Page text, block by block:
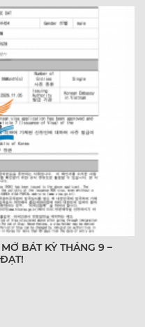
BÁT KỲ THÁNG 9 –